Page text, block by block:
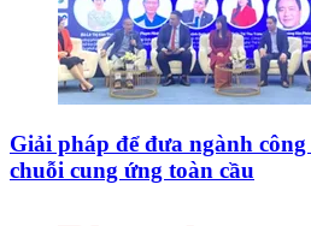
Giải pháp để đưa ngành
chuỗi cung ứng toàn cầu